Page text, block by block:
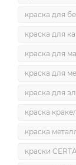
краска для
краска для
краска для
краска для
краска для
краска
краска
краски CERTA